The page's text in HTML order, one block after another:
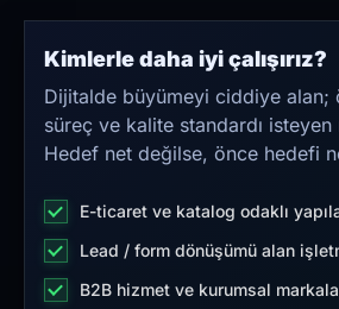
Kimlerle daha iyi çalışırız?
Dijitalde büyümeyi ciddiye alan;
süreç ve kalite standardı
Hedef net değilse, önce hedefi
E-ticaret ve katalog odaklı
Lead / form dönüşümü alan
B2B hizmet ve kurumsal